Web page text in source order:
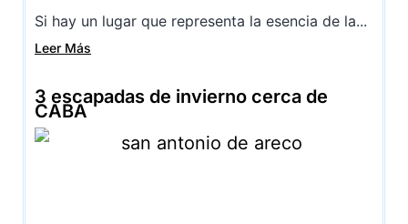
Si hay un lugar que representa la esencia de la...
Leer Más
3 escapadas de invierno cerca de
CABA